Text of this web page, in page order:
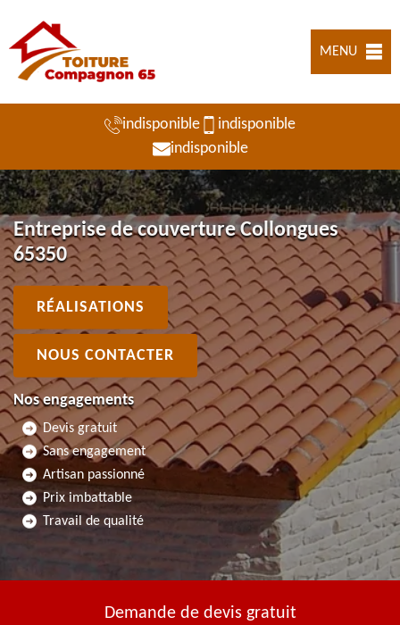
MENU
indisponible
indisponible
indisponible
Entreprise de couverture Collongues
65350
RÉALISATIONS
NOUS CONTACTER
Nos engagements
Devis gratuit
Sans engagement
Artisan passionné
Prix imbattable
Travail de qualité
Demande de devis gratuit